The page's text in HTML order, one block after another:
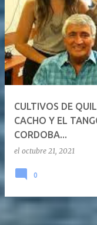
CULTIVOS DE
CACHO Y EL
CORDOBA...
el octubre 21, 2021
0